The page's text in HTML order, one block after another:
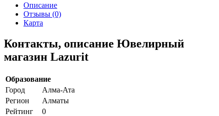
Описание
Отзывы (0)
Карта
Контакты, описание Ювелирный
магазин Lazurit
Образование
Город
Алма-Ата
Регион
Алматы
Рейтинг
0